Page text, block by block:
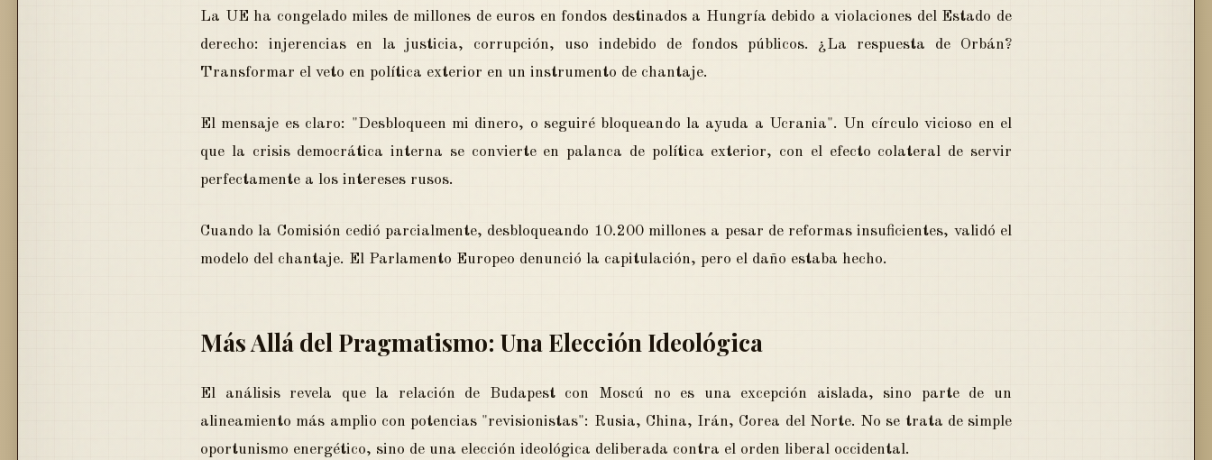
La UE ha congelado miles de millones de euros en fondos destinados a Hungría debido a violaciones del Estado de
derecho: injerencias en la justicia, corrupción, uso indebido de fondos públicos. ¿La respuesta de Orbán?
Transformar el veto en política exterior en un instrumento de chantaje.
El mensaje es claro: "Desbloqueen mi dinero, o seguiré bloqueando la ayuda a Ucrania". Un círculo vicioso en el
que la crisis democrática interna se convierte en palanca de política exterior, con el efecto colateral de servir
perfectamente a los intereses rusos.
Cuando la Comisión cedió parcialmente, desbloqueando 10.200 millones a pesar de reformas insuficientes, validó el
modelo del chantaje. El Parlamento Europeo denunció la capitulación, pero el daño estaba hecho.
Más Allá del Pragmatismo: Una Elección Ideológica
El análisis revela que la relación de Budapest con Moscú no es una excepción aislada, sino parte de un
alineamiento más amplio con potencias "revisionistas": Rusia, China, Irán, Corea del Norte. No se trata de simple
oportunismo energético, sino de una elección ideológica deliberada contra el orden liberal occidental.